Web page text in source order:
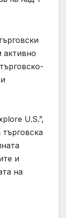
активно
U.S.”,
и
на